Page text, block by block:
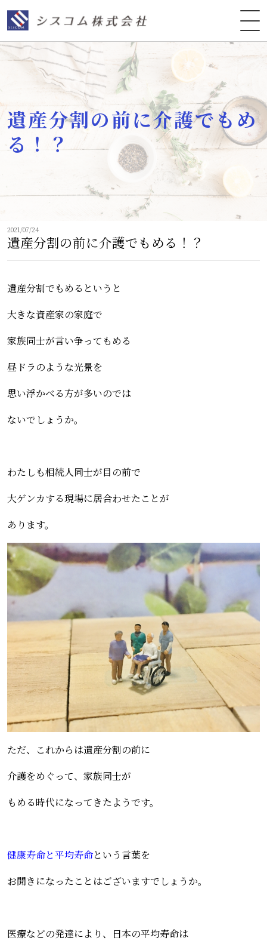
遺産分割の前に介護でもめ
る！？
2021/07/24
遺産分割の前に介護でもめる！？
遺産分割でもめるというと
大きな資産家の家庭で
家族同士が言い争ってもめる
昼ドラのような光景を
思い浮かべる方が多いのでは
ないでしょうか。
わたしも相続人同士が目の前で
大ゲンカする現場に居合わせたことが
あります。
ただ、これからは遺産分割の前に
介護をめぐって、家族同士が
もめる時代になってきたようです。
健康寿命と平均寿命という言葉を
お聞きになったことはございますでしょうか。
医療などの発達により、日本の平均寿命は